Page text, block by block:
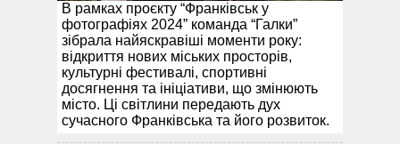
В рамках проєкту “Франківськ у
фотографіях 2024” команда “Галки”
зібрала найяскравіші моменти року:
відкриття нових міських просторів,
культурні фестивалі, спортивні
досягнення та ініціативи, що змінюють
місто. Ці світлини передають дух
сучасного Франківська та його розвиток.